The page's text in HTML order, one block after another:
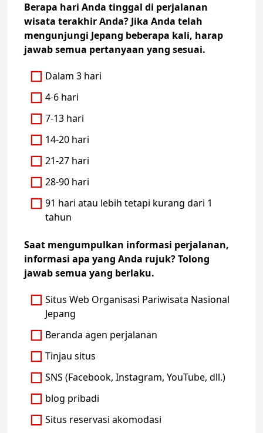
Berapa hari Anda tinggal di perjalanan
wisata terakhir Anda? Jika Anda telah
mengunjungi Jepang beberapa kali, harap
jawab semua pertanyaan yang sesuai.
Dalam 3 hari
4-6 hari
7-13 hari
14-20 hari
21-27 hari
28-90 hari
91 hari atau lebih tetapi kurang dari 1
tahun
Saat mengumpulkan informasi perjalanan,
informasi apa yang Anda rujuk? Tolong
jawab semua yang berlaku.
Situs Web Organisasi Pariwisata Nasional
Jepang
Beranda agen perjalanan
Tinjau situs
SNS (Facebook, Instagram, YouTube, dll.)
blog pribadi
Situs reservasi akomodasi